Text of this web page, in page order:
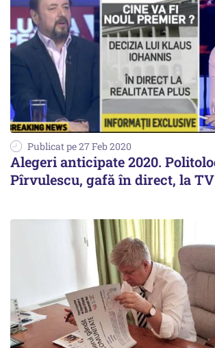
Publicat pe 27 Feb 2020
Alegeri anticipate 2020.
Pîrvulescu, gafă în direct, la TV